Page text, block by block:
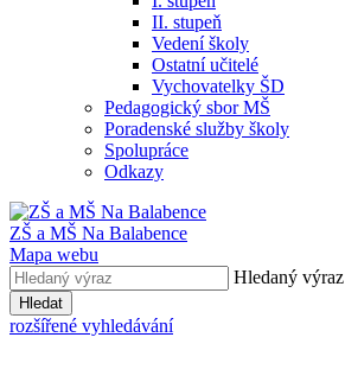
II. stupeň
Vedení školy
Ostatní učitelé
Vychovatelky ŠD
Pedagogický sbor MŠ
Poradenské služby školy
Spolupráce
Odkazy
ZŠ a MŠ Na Balabence
Mapa webu
Hledaný výraz
Hledat
rozšířené vyhledávání